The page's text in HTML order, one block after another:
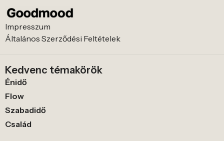
Impresszum
Általános Szerződési Feltételek
Kedvenc témakörök
Énidő
Flow
Szabadidő
Család